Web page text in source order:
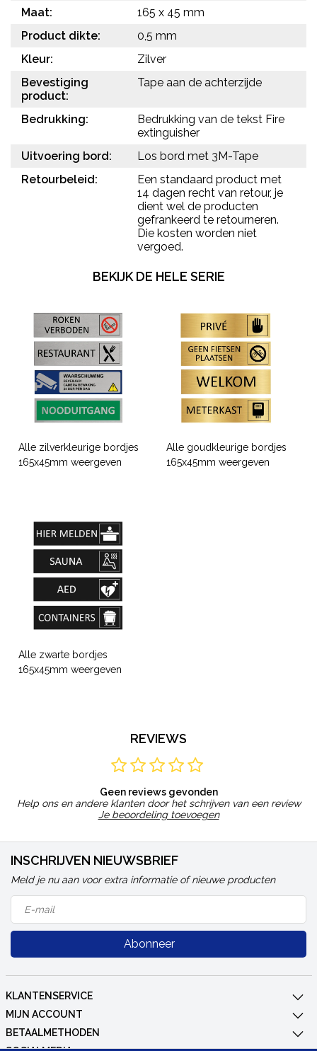
Maat:
165 x 45 mm
Product dikte:
0,5 mm
Kleur:
Zilver
Bevestiging
product:
Tape aan de achterzijde
Bedrukking:
Bedrukking van de tekst Fire
extinguisher
Uitvoering bord:
Los bord met 3M-Tape
Retourbeleid:
Een standaard product met
14 dagen recht van retour, je
dient wel de producten
gefrankeerd te retourneren.
Die kosten worden niet
vergoed.
BEKIJK DE HELE SERIE
Alle zilverkleurige bordjes
165x45mm weergeven
Alle goudkleurige bordjes
165x45mm weergeven
Alle zwarte bordjes
165x45mm weergeven
REVIEWS
Geen reviews gevonden
Help ons en andere klanten door het schrijven van een review
Je beoordeling toevoegen
INSCHRIJVEN NIEUWSBRIEF
Meld je nu aan voor extra informatie of nieuwe producten
Abonneer
KLANTENSERVICE
MIJN ACCOUNT
BETAALMETHODEN